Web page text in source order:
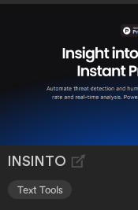
personalisierte
Erfolgsaussichten
deine Job-Suche
Traumjob!
INSINTO
Text Tools